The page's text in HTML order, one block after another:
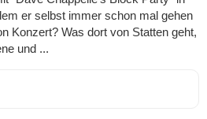
er selbst immer schon mal gehen
Konzert? Was dort von Statten geht,
und ...